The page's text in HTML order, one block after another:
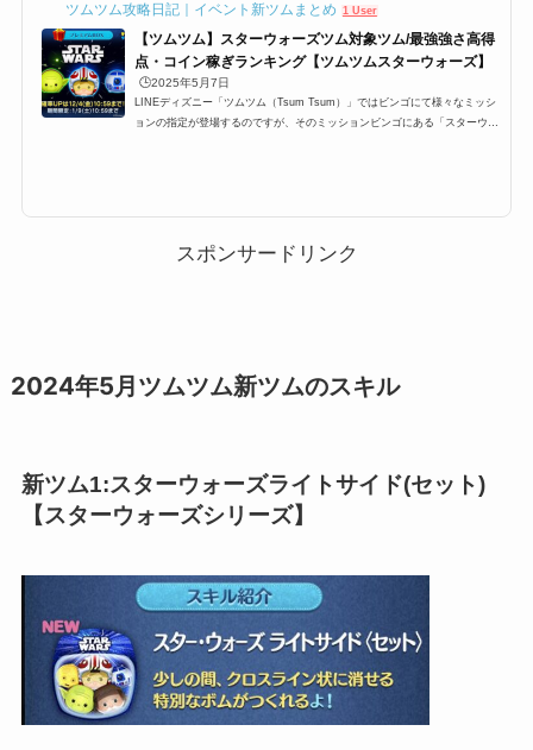
ツムツム攻略日記｜イベント新ツムまとめ 1 User
【ツムツム】スターウォーズツム対象ツム/最強強さ高得
点・コイン稼ぎランキング【ツムツムスターウォーズ】
🕒️2025年5月7日
LINEディズニー「ツムツム（Tsum Tsum）」ではビンゴにて様々なミッシ
ョンの指定が登場するのですが、そのミッションビンゴにある「スターウォ
以下のキャラクターがいま...
スポンサードリンク
2024年5月ツムツム新ツムのスキル
新ツム1:スターウォーズライトサイド(セット)
【スターウォーズシリーズ】